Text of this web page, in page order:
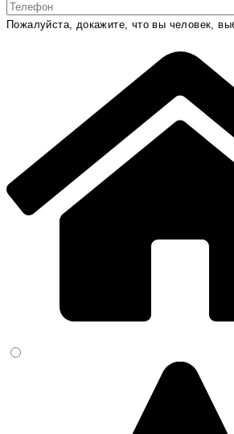
Пожалуйста, докажите, что вы человек,